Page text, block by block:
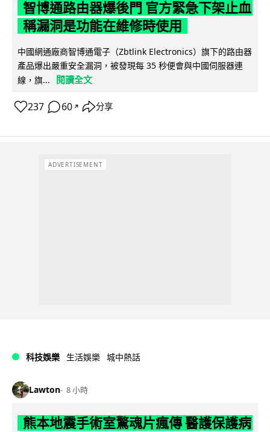
智博通路由器爆後門 官方緊急下架止血
稱漏洞是功能在維修時使用
中國網通廠商智博通電子（Zbtlink Electronics）旗下的路由器
產品爆出嚴重安全漏洞，被發現每 35 秒便會與中國伺服器連
線，旗...
閱讀全文
237 60 ↗ 分享
ADVERTISEMENT
科技娛樂 生活娛樂 城中熱話
Lawton 8 小時
熊本地震手術室驚魂片瘋傳 醫護保護病